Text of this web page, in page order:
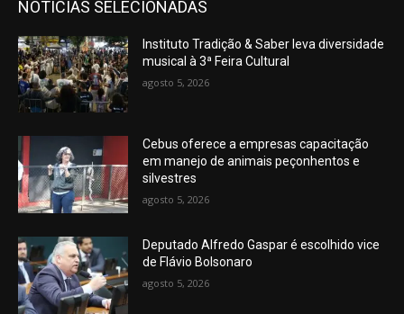
NOTÍCIAS SELECIONADAS
Instituto Tradição & Saber leva diversidade
musical à 3ª Feira Cultural
agosto 5, 2026
Cebus oferece a empresas capacitação
em manejo de animais peçonhentos e
silvestres
agosto 5, 2026
Deputado Alfredo Gaspar é escolhido vice
de Flávio Bolsonaro
agosto 5, 2026